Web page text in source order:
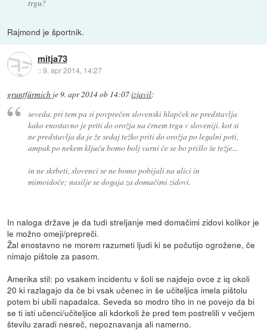
trgu?
Rajmond je športnik.
mitja73
::9. apr 2014, 14:27
gruntfürmich je9. apr 2014 ob 14:07izjavil:
seveda. pri tem pa si povprečen slovenski hlapček ne predstavlja
kako enostavno je priti do orožja na črnem trgu v sloveniji. kot si
ne predstavlja da je že sedaj težko priti do orožja po legalni poti,
ampak po nekem ključu bomo bolj varni če se bo prišlo še težje...
in ne skrbeti, slovenci se ne bomo pobijali na ulici in
mimoidoče; nasilje se dogaja za domačimi zidovi.
In naloga države je da tudi streljanje med domačimi zidovi kolikor je
le možno omeji/prepreči.
Žal enostavno ne morem razumeti ljudi ki se počutijo ogrožene, če
nimajo pištole za pasom.
Amerika stil: po vsakem incidentu v šoli se najdejo ovce z iq okoli
20 ki razlagajo da če bi vsak učenec in še učiteljica imela pištolu
potem bi ubili napadalca. Seveda so modro tiho in ne povejo da bi
se ti isti učenci/učiteljice ali kdorkoli že pred tem postrelili v večjem
številu zaradi nesreč, nepoznavanja ali namerno.